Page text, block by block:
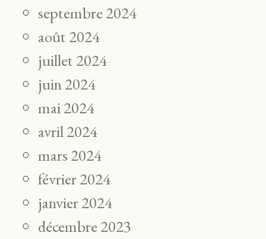
septembre 2024
août 2024
juillet 2024
juin 2024
mai 2024
avril 2024
mars 2024
février 2024
janvier 2024
décembre 2023